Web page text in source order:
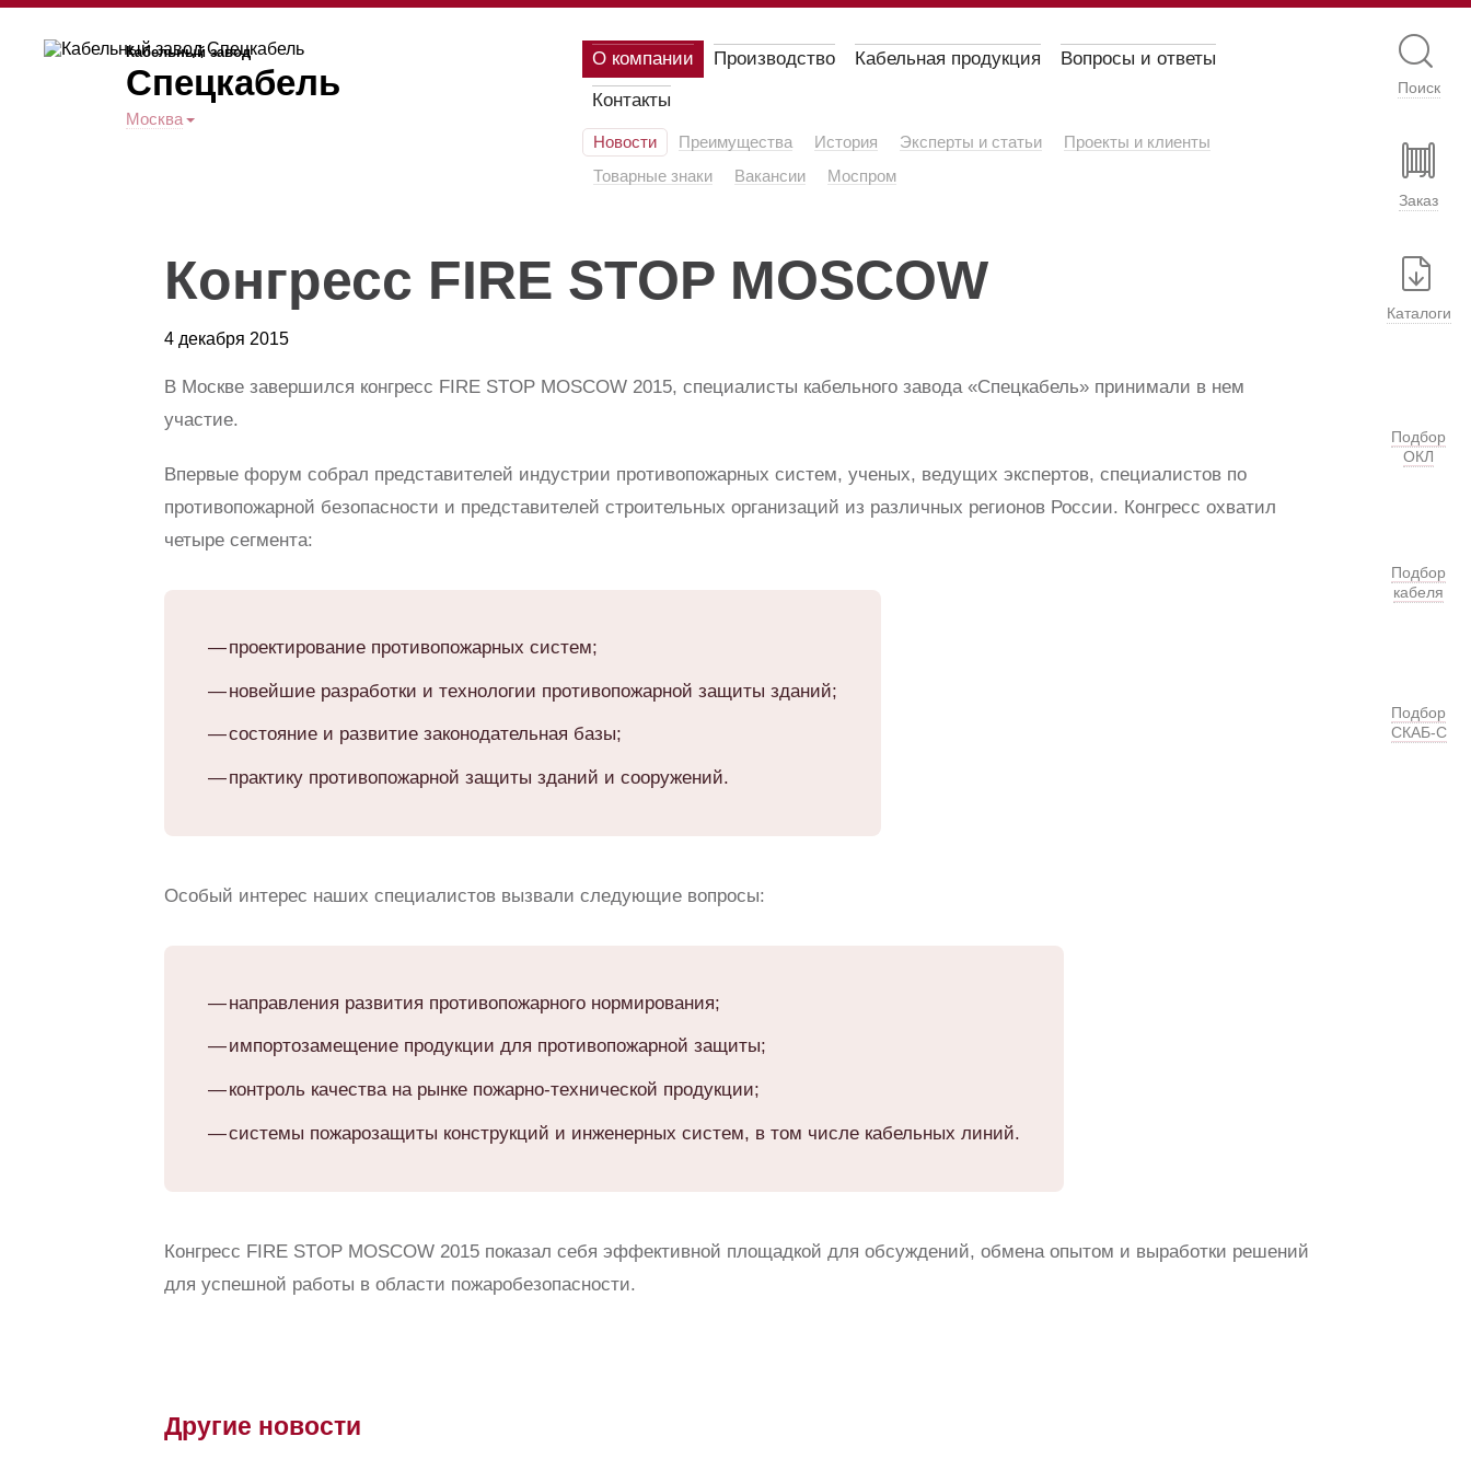
Кабельный завод
Спецкабель
Москва
О компании Производство Кабельная продукция
Вопросы и ответы
Контакты
Новости Преимущества История Эксперты и статьи
Проекты и клиенты
Товарные знаки
Вакансии Моспром
Поиск
Заказ
Каталоги
Подбор
ОКЛ
Подбор
кабеля
Подбор
СКАБ-С
Конгресс FIRE STOP MOSCOW
4 декабря 2015
В Москве завершился конгресс FIRE STOP MOSCOW 2015, специалисты кабельного завода «Спецкабель» принимали в нем
участие.
Впервые форум собрал представителей индустрии противопожарных систем, ученых, ведущих экспертов, специалистов по
противопожарной безопасности и представителей строительных организаций из различных регионов России. Конгресс охватил
четыре сегмента:
проектирование противопожарных систем;
новейшие разработки и технологии противопожарной защиты зданий;
состояние и развитие законодательная базы;
практику противопожарной защиты зданий и сооружений.
Особый интерес наших специалистов вызвали следующие вопросы:
направления развития противопожарного нормирования;
импортозамещение продукции для противопожарной защиты;
контроль качества на рынке пожарно-технической продукции;
системы пожарозащиты конструкций и инженерных систем, в том числе кабельных линий.
Конгресс FIRE STOP MOSCOW 2015 показал себя эффективной площадкой для обсуждений, обмена опытом и выработки решений
для успешной работы в области пожаробезопасности.
Другие новости